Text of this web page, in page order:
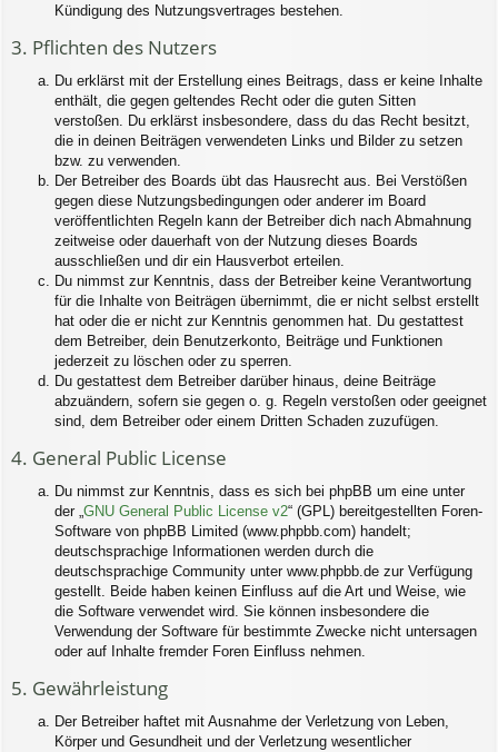
Kündigung des Nutzungsvertrages bestehen.
3. Pflichten des Nutzers
Du erklärst mit der Erstellung eines Beitrags, dass er keine Inhalte
enthält, die gegen geltendes Recht oder die guten Sitten
verstoßen. Du erklärst insbesondere, dass du das Recht besitzt,
die in deinen Beiträgen verwendeten Links und Bilder zu setzen
bzw. zu verwenden.
Der Betreiber des Boards übt das Hausrecht aus. Bei Verstößen
gegen diese Nutzungsbedingungen oder anderer im Board
veröffentlichten Regeln kann der Betreiber dich nach Abmahnung
zeitweise oder dauerhaft von der Nutzung dieses Boards
ausschließen und dir ein Hausverbot erteilen.
Du nimmst zur Kenntnis, dass der Betreiber keine Verantwortung
für die Inhalte von Beiträgen übernimmt, die er nicht selbst erstellt
hat oder die er nicht zur Kenntnis genommen hat. Du gestattest
dem Betreiber, dein Benutzerkonto, Beiträge und Funktionen
jederzeit zu löschen oder zu sperren.
Du gestattest dem Betreiber darüber hinaus, deine Beiträge
abzuändern, sofern sie gegen o. g. Regeln verstoßen oder geeignet
sind, dem Betreiber oder einem Dritten Schaden zuzufügen.
4. General Public License
Du nimmst zur Kenntnis, dass es sich bei phpBB um eine unter
der „GNU General Public License v2“ (GPL) bereitgestellten Foren-
Software von phpBB Limited (www.phpbb.com) handelt;
deutschsprachige Informationen werden durch die
deutschsprachige Community unter www.phpbb.de zur Verfügung
gestellt. Beide haben keinen Einfluss auf die Art und Weise, wie
die Software verwendet wird. Sie können insbesondere die
Verwendung der Software für bestimmte Zwecke nicht untersagen
oder auf Inhalte fremder Foren Einfluss nehmen.
5. Gewährleistung
Der Betreiber haftet mit Ausnahme der Verletzung von Leben,
Körper und Gesundheit und der Verletzung wesentlicher